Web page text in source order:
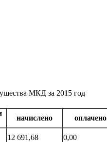
МКД за 2015 год
начислено оплачено
12 691,68 0,00